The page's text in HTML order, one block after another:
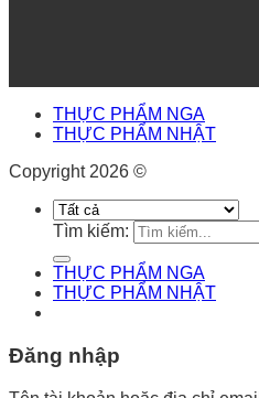
THỰC PHẨM NGA
THỰC PHẨM NHẬT
Copyright 2026 ©
Tìm kiếm:
THỰC PHẨM NGA
THỰC PHẨM NHẬT
Đăng nhập